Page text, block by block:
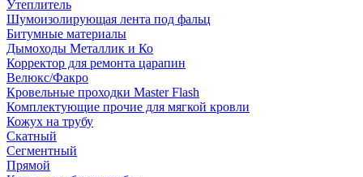
Утеплитель
Шумоизолирующая лента под фальц
Битумные материалы
Дымоходы Металлик и Ко
Корректор для ремонта царапин
Велюкс/Факро
Кровельные проходки Master Flash
Комплектующие прочие для мягкой кровли
Кожух на трубу
Скатный
Сегментный
Прямой